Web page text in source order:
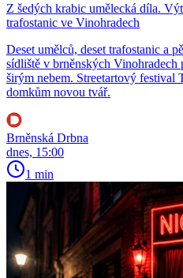
Z šedých krabic umělecká díla.
trafostanic ve Vinohradech
Deset umělců, deset trafostanic a
sídliště v brněnských
širým nebem. Streetartový festival
domkům novou tvář.
Brněnská Drbna
dnes, 15:00
1 min